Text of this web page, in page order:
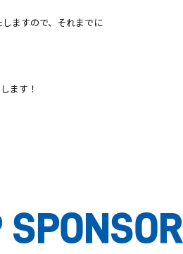
ますので、それまでに
ます！
SPONSOR